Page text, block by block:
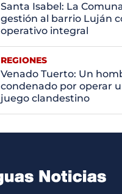
Santa Isabel: La
gestión al barrio Luján
operativo integral
REGIONES
Venado Tuerto: Un
condenado por operar
juego clandestino